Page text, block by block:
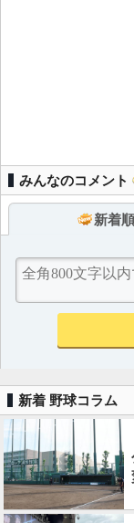
みんなのコメント
新着順
新着 野球コラム